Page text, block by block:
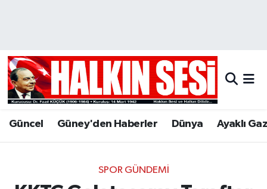
Güncel Güney'den Haberler Dünya Ayaklı
SPOR GÜNDEMI
Hava Durumu
Trafik Durumu
Tüm Manşetler